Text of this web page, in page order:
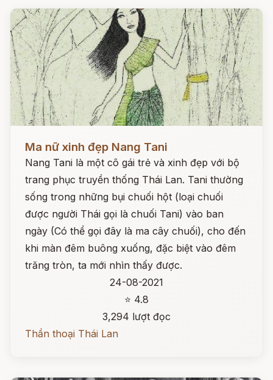
Ma nữ xinh đẹp Nang Tani
Nang Tani là một cô gái trẻ và xinh đẹp với bộ
trang phục truyền thống Thái Lan. Tani thường
sống trong những bụi chuối hột (loại chuối
được người Thái gọi là chuối Tani) vào ban
ngày (Có thể gọi đây là ma cây chuối), cho đến
khi màn đêm buông xuống, đặc biệt vào đêm
trăng tròn, ta mới nhìn thấy được.
24-08-2021
⭐ 4.8
3,294 lượt đọc
Thần thoại Thái Lan